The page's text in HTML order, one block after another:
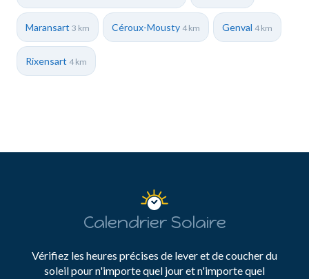
Maransart 3 km Céroux-Mousty 4 km Genval 4 km
Rixensart 4 km
Calendrier Solaire
Vérifiez les heures précises de lever et de coucher du
soleil pour n'importe quel jour et n'importe quel